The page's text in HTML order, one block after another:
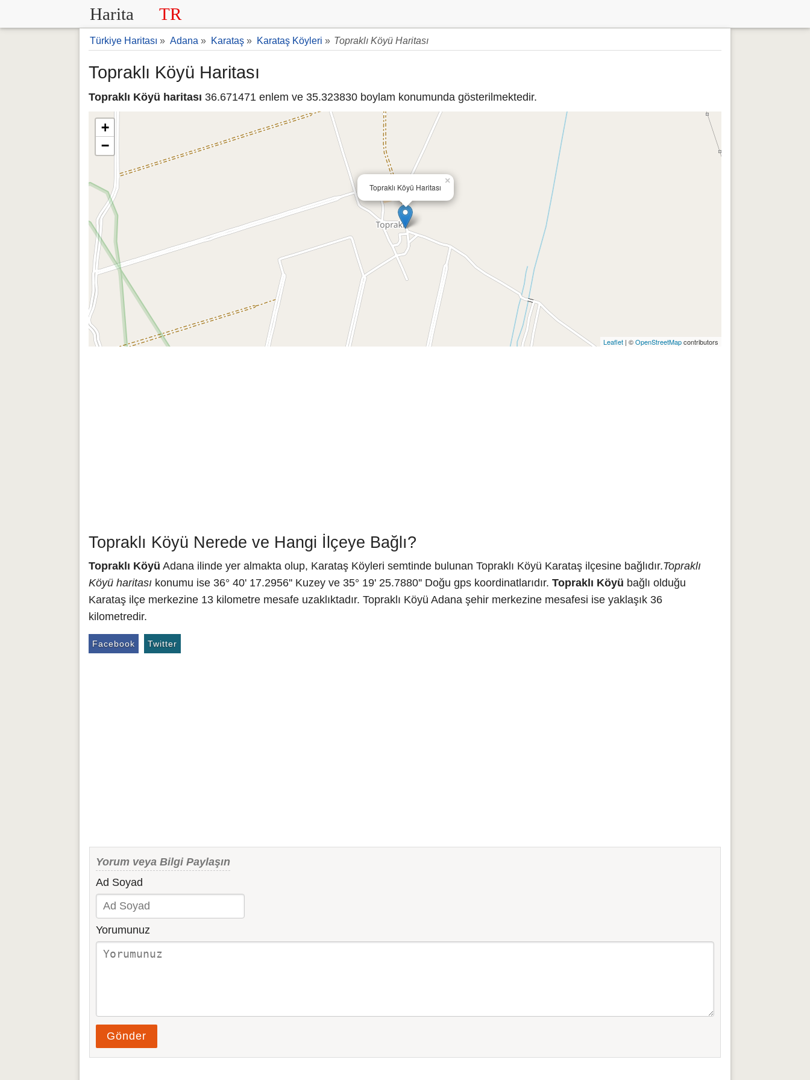
Harita TR
Türkiye Haritası » Adana » Karataş » Karataş Köyleri » Topraklı Köyü Haritası
Topraklı Köyü Haritası
Topraklı Köyü haritası 36.671471 enlem ve 35.323830 boylam konumunda gösterilmektedir.
Topraklı Köyü Haritası
×
+
−
Leaflet | ©OpenStreetMapcontributors
Topraklı Köyü Nerede ve Hangi İlçeye Bağlı?
Topraklı Köyü Adana ilinde yer almakta olup, Karataş Köyleri semtinde bulunan Topraklı Köyü Karataş ilçesine bağlıdır.Topraklı
Köyü haritası konumu ise 36° 40' 17.2956'' Kuzey ve 35° 19' 25.7880'' Doğu gps koordinatlarıdır. Topraklı Köyü bağlı olduğu
Karataş ilçe merkezine 13 kilometre mesafe uzaklıktadır. Topraklı Köyü Adana şehir merkezine mesafesi ise yaklaşık 36
kilometredir.
Facebook Twitter
Yorum veya Bilgi Paylaşın
Ad Soyad
Yorumunuz
Gönder